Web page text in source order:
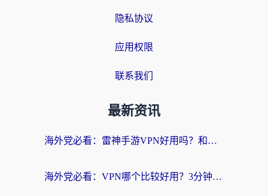
隐私协议
应用权限
联系我们
最新资讯
海外党必看：雷神手游VPN好用吗？和天速回国VPN对比哪个回国效果更好？附实用加速器选择指南
海外党必看：VPN哪个比较好用？3分钟找到适合你的回国加速方案